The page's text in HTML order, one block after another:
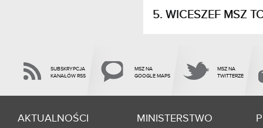
WICESZEF MSZ
SUBSKRYPCJA
KANAŁÓW RSS
MSZ NA
GOOGLE MAPS
MSZ NA
TWITTERZE
AKTUALNOŚCI MINISTERSTWO